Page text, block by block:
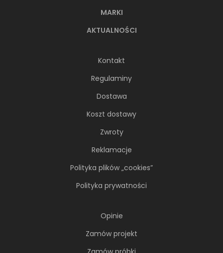
MARKI
AKTUALNOŚCI
Kontakt
Regulaminy
Dostawa
Koszt dostawy
Zwroty
Reklamacje
Polityka plików „cookies”
Polityka prywatności
Opinie
Zamów projekt